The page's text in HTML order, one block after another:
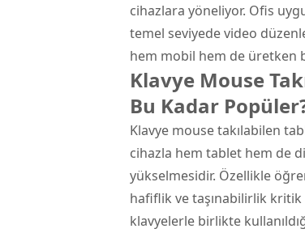
cihazlara yöneliyor. Ofis
temel seviyede video
hem mobil hem de üretken
Klavye Mouse
Bu Kadar
Klavye mouse takılabilen
cihazla hem tablet hem de
yükselmesidir. Özellikle
hafiflik ve taşınabilirlik kritik
klavyelerle birlikte